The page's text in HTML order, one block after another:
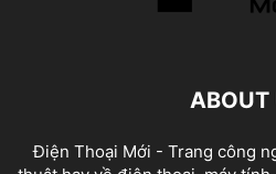
ABOUT
Điện Thoại Mới - Trang công